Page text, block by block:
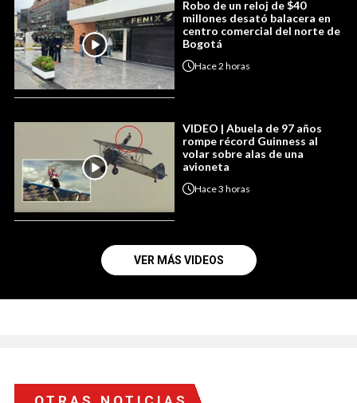
Robo de un reloj de $40
millones desató balacera en
centro comercial del norte de
Bogotá
Hace2 horas
VIDEO | Abuela de 97 años
rompe récord Guinness al
volar sobre alas de una
avioneta
Hace3 horas
VER MÁS VIDEOS